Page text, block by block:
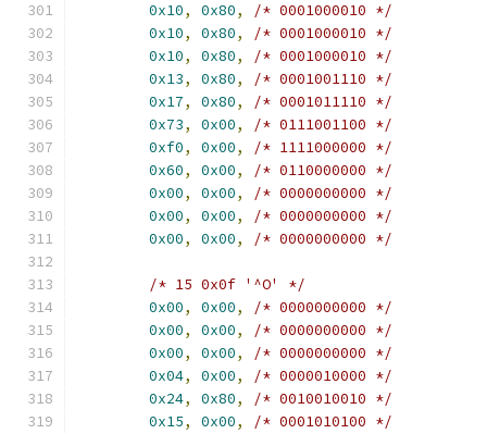
0x10, 0x80,
/* 0001000010 */
0x10, 0x80,
/* 0001000010 */
0x10, 0x80,
/* 0001000010 */
0x13, 0x80,
/* 0001001110 */
0x17, 0x80,
/* 0001011110 */
0x73, 0x00,
/* 0111001100 */
0xf0, 0x00,
/* 1111000000 */
0x60, 0x00,
/* 0110000000 */
0x00, 0x00,
/* 0000000000 */
0x00, 0x00,
/* 0000000000 */
0x00, 0x00, /* 0000000000 */
/* 15 0x0f '^O' */
0x00, 0x00,
/* 0000000000 */
0x00, 0x00,
/* 0000000000 */
0x00, 0x00,
/* 0000000000 */
0x04, 0x00,
/* 0000010000 */
0x24, 0x80,
/* 0010010010 */
0x15, 0x00,
/* 0001010100 */